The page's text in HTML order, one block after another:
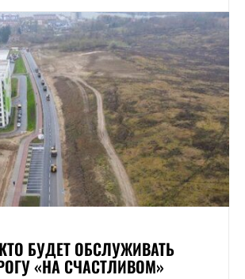
БУДЕТ ОБСЛУЖИВАТЬ
«НА СЧАСТЛИВОМ»